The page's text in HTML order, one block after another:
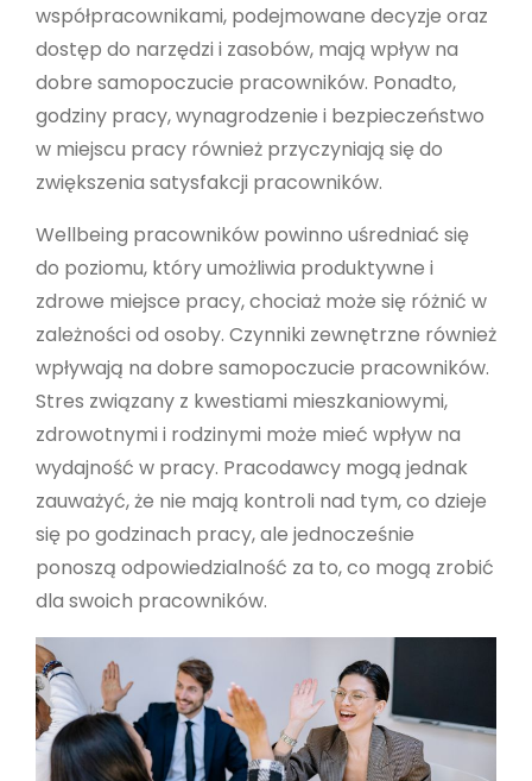
współpracownikami, podejmowane decyzje oraz
dostęp do narzędzi i zasobów, mają wpływ na
dobre samopoczucie pracowników. Ponadto,
godziny pracy, wynagrodzenie i bezpieczeństwo
w miejscu pracy również przyczyniają się do
zwiększenia satysfakcji pracowników.
Wellbeing pracowników powinno uśredniać się
do poziomu, który umożliwia produktywne i
zdrowe miejsce pracy, chociaż może się różnić w
zależności od osoby. Czynniki zewnętrzne również
wpływają na dobre samopoczucie pracowników.
Stres związany z kwestiami mieszkaniowymi,
zdrowotnymi i rodzinymi może mieć wpływ na
wydajność w pracy. Pracodawcy mogą jednak
zauważyć, że nie mają kontroli nad tym, co dzieje
się po godzinach pracy, ale jednocześnie
ponoszą odpowiedzialność za to, co mogą zrobić
dla swoich pracowników.